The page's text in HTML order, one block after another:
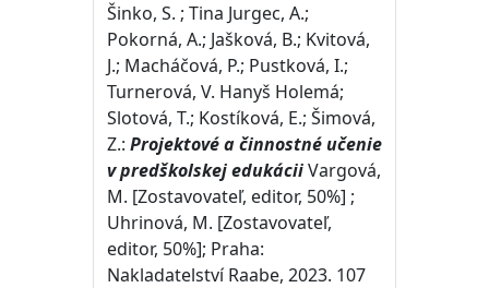
Šinko, S. ; Tina Jurgec, A.;
Pokorná, A.; Jašková, B.; Kvitová,
J.; Macháčová, P.; Pustková, I.;
Turnerová, V. Hanyš Holemá;
Slotová, T.; Kostíková, E.; Šimová,
Z.: Projektové a činnostné učenie
v predškolskej edukáciiVargová,
M. [Zostavovateľ, editor, 50%] ;
Uhrinová, M. [Zostavovateľ,
editor, 50%]; Praha:
Nakladatelství Raabe, 2023. 107